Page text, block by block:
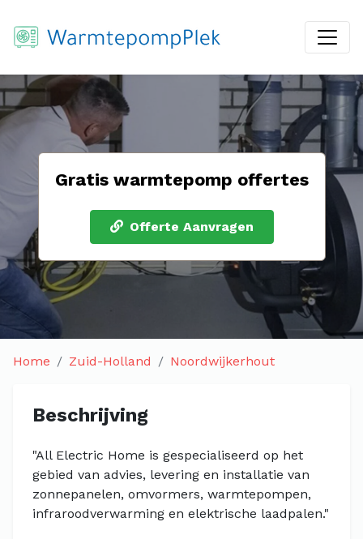
Gratis warmtepomp offertes
Offerte Aanvragen
Home Zuid-Holland Noordwijkerhout
Beschrijving
"All Electric Home is gespecialiseerd op het
gebied van advies, levering en installatie van
zonnepanelen, omvormers, warmtepompen,
infraroodverwarming en elektrische laadpalen."